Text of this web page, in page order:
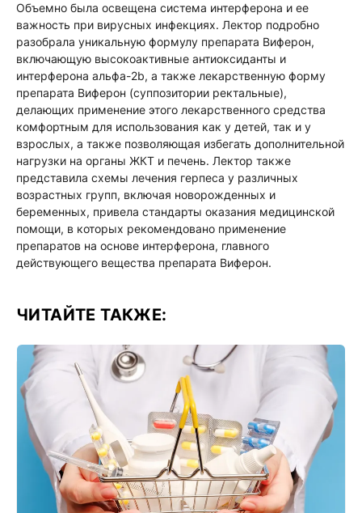
Объемно была освещена система интерферона и ее
важность при вирусных инфекциях. Лектор подробно
разобрала уникальную формулу препарата Виферон,
включающую высокоактивные антиоксиданты и
интерферона альфа-2b, а также лекарственную форму
препарата Виферон (суппозитории ректальные),
делающих применение этого лекарственного средства
комфортным для использования как у детей, так и у
взрослых, а также позволяющая избегать дополнительной
нагрузки на органы ЖКТ и печень. Лектор также
представила схемы лечения герпеса у различных
возрастных групп, включая новорожденных и
беременных, привела стандарты оказания медицинской
помощи, в которых рекомендовано применение
препаратов на основе интерферона, главного
действующего вещества препарата Виферон.
ЧИТАЙТЕ ТАКЖЕ: